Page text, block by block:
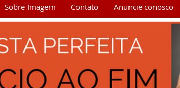
Sobre Imagem Contato Anuncie conosco